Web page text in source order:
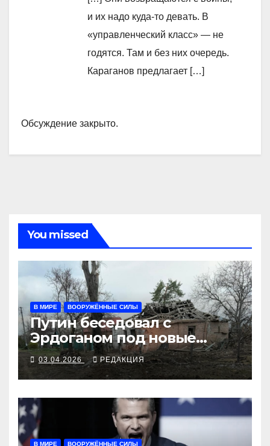
и их надо куда-то девать. В
«управленческий класс» — не
годятся. Там и без них очередь.
Караганов предлагает […]
Обсуждение закрыто.
You missed
В МИРЕ ВООРУЖЁННЫЕ СИЛЫ
Путин беседовал с
Эрдоганом под новые
убийства с воздуха
03.04.2026 РЕДАКЦИЯ
В МИРЕ ВООРУЖЁННЫЕ СИЛЫ